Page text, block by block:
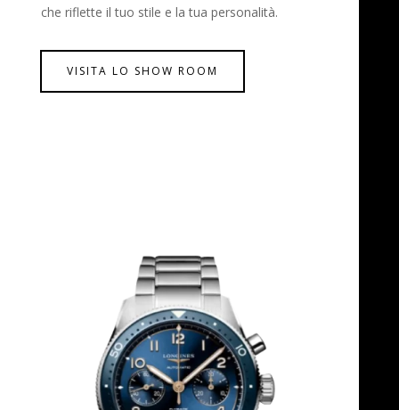
che riflette il tuo stile e la tua personalità.
VISITA LO SHOW ROOM